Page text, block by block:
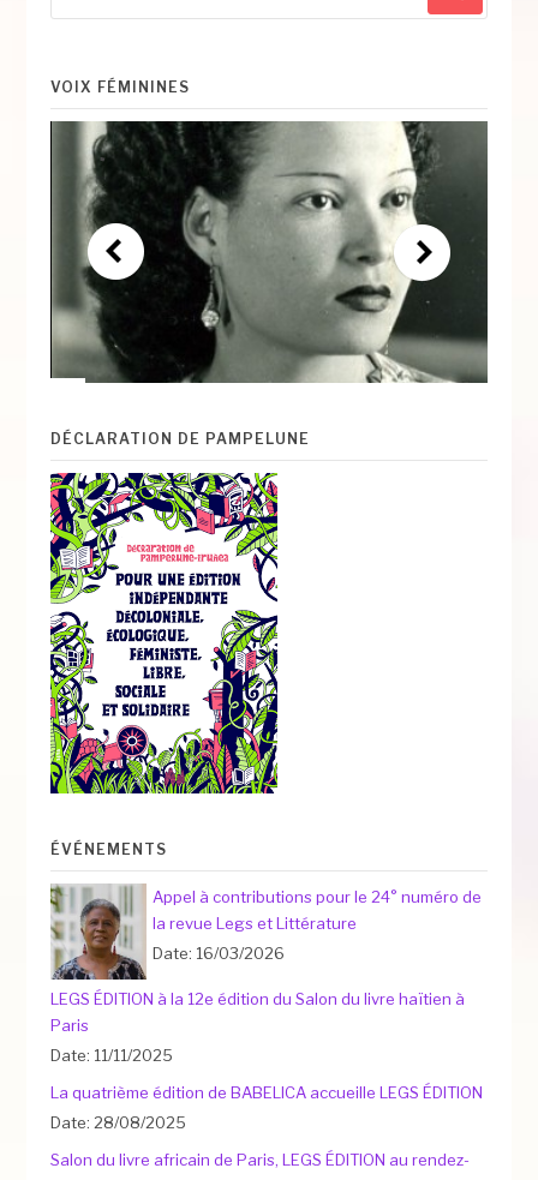
:
VOIX FÉMININES
DÉCLARATION DE PAMPELUNE
ÉVÉNEMENTS
Appel à contributions pour le 24° numéro de
la revue Legs et Littérature
Date: 16/03/2026
LEGS ÉDITION à la 12e édition du Salon du livre haïtien à
Paris
Date: 11/11/2025
La quatrième édition de BABELICA accueille LEGS ÉDITION
Date: 28/08/2025
Salon du livre africain de Paris, LEGS ÉDITION au rendez-